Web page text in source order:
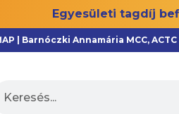
Egyesületi tagdíj
| Barnóczki Annamária MCC,